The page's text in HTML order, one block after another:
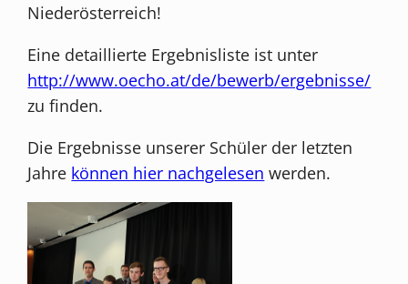
Niederösterreich!
Eine detaillierte Ergebnisliste ist unter
http://www.oecho.at/de/bewerb/ergebnisse/
zu finden.
Die Ergebnisse unserer Schüler der letzten
Jahre können hier nachgelesen werden.